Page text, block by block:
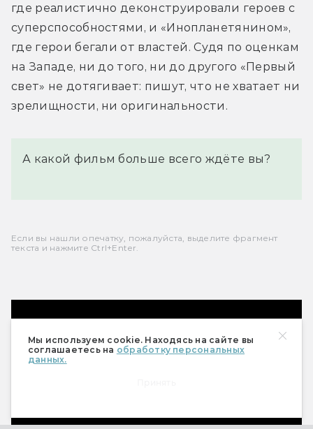
Мы используем cookie. Находясь на сайте вы
соглашаетесь на обработку персональных
данных.
где реалистично деконструировали героев с
суперспособностями, и «Инопланетянином»,
где герои бегали от властей. Судя по оценкам
на Западе, ни до того, ни до другого «Первый
свет» не дотягивает: пишут, что не хватает ни
зрелищности, ни оригинальности.
А какой фильм больше всего ждёте вы?
Если вы нашли опечатку, пожалуйста, выделите фрагмент
текста и нажмите Ctrl+Enter.